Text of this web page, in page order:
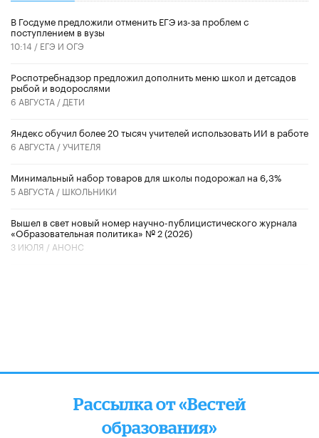
В Госдуме предложили отменить ЕГЭ из-за проблем с
поступлением в вузы
10:14 / ЕГЭ И ОГЭ
Роспотребнадзор предложил дополнить меню школ и детсадов
рыбой и водорослями
6 АВГУСТА / ДЕТИ
​Яндекс обучил более 20 тысяч учителей использовать ИИ в работе
6 АВГУСТА /УЧИТЕЛЯ
Минимальный набор товаров для школы подорожал на 6,3%
5 АВГУСТА / ШКОЛЬНИКИ
Вышел в свет новый номер научно-публицистического журнала
«Образовательная политика» № 2 (2026)
3 ИЮЛЯ / АНОНС
Рассылка от «Вестей
образования»